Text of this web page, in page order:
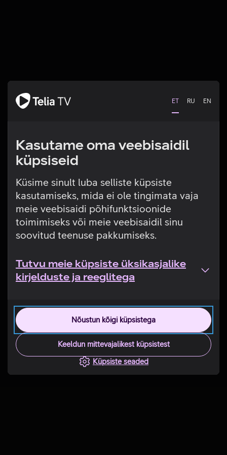
ET RU EN
Kasutame oma veebisaidil
küpsiseid
Küsime sinult luba selliste küpsiste
kasutamiseks, mida ei ole tingimata vaja
meie veebisaidi põhifunktsioonide
toimimiseks või meie veebisaidil sinu
soovitud teenuse pakkumiseks.
Tutvu meie küpsiste üksikasjalike
kirjelduste ja reeglitega
Nõustun kõigi küpsistega
Keeldun mittevajalikest küpsistest
Küpsiste seaded
Tehniline viga